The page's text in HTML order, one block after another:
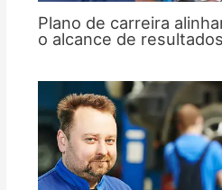
Plano de carreira
o alcance de resultados